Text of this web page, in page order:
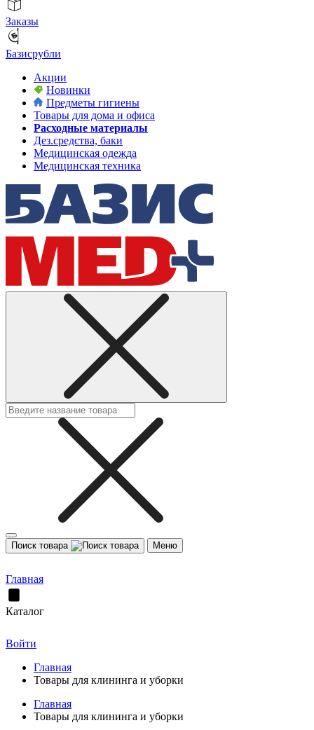
Заказы
Базисрубли
Акции
Новинки
Предметы гигиены
Товары для дома и офиса
Расходные материалы
Дез.средства, баки
Медицинская одежда
Медицинская техника
Поиск товара Меню
Главная
Каталог
Войти
Главная
Товары для клининга и уборки
Главная
Товары для клининга и уборки